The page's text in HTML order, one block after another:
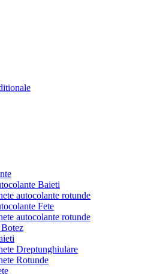
Baieti
autocolante rotunde
Fete
autocolante rotunde
Dreptunghiulare
Rotunde